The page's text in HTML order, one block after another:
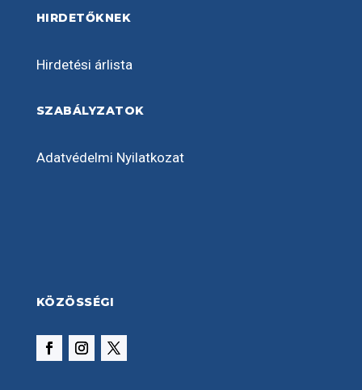
HIRDETŐKNEK
Hirdetési árlista
SZABÁLYZATOK
Adatvédelmi Nyilatkozat
KÖZÖSSÉGI